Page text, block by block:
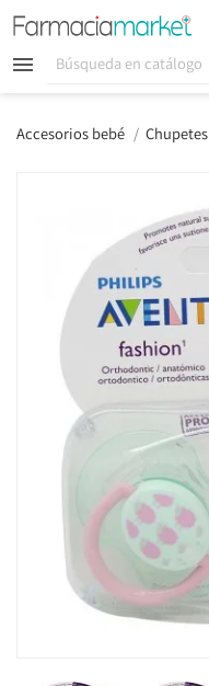
 
Accesorios bebé Chupetes